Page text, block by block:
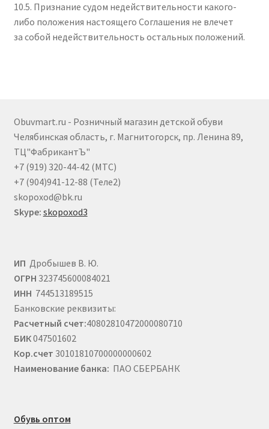
10.5. Признание судом недействительности какого-
либо положения настоящего Соглашения не влечет
за собой недействительность остальных положений.
Obuvmart.ru - Розничный магазин детской обуви
Челябинская область, г. Магнитогорск, пр. Ленина 89,
ТЦ"ФабрикантЪ"
+7 (919) 320-44-42 (МТС)
+7 (904)941-12-88 (Теле2)
skopoxod@bk.ru
Skype: skopoxod3
ИП Дробышев В. Ю.
ОГРН 323745600084021
ИНН 744513189515
Банковские реквизиты:
Расчетный счет:40802810472000080710
БИК047501602
Кор.счет 30101810700000000602
Наименование банка: ПАО СБЕРБАНК
Обувь оптом